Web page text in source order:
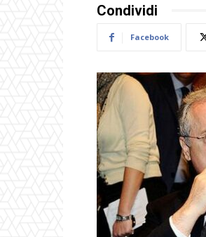
Condividi
Facebook